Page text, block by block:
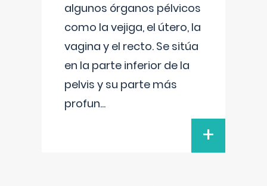
algunos órganos pélvicos
como la vejiga, el útero, la
vagina y el recto. Se sitúa
en la parte inferior de la
pelvis y su parte más
profun...
+